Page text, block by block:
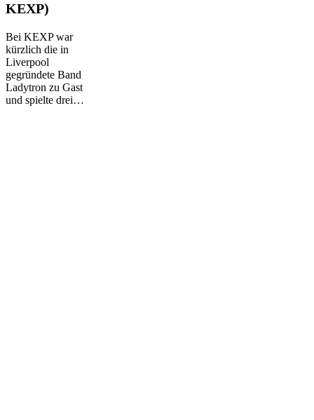
on
KEXP)
Bei KEXP war
kürzlich die in
Liverpool
gegründete Band
Ladytron zu Gast
und spielte drei…